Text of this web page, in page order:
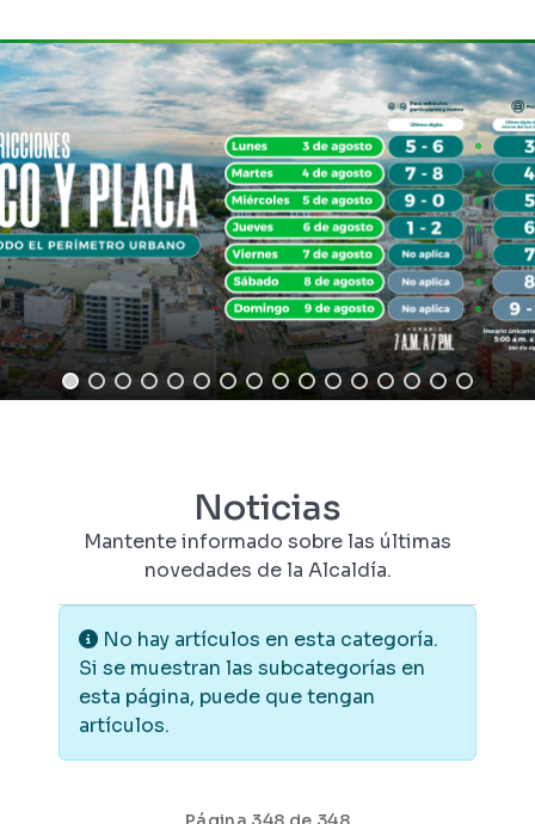
Noticias
Mantente informado sobre las últimas
novedades de la Alcaldía.
Información
No hay artículos en esta categoría.
Si se muestran las subcategorías en
esta página, puede que tengan
artículos.